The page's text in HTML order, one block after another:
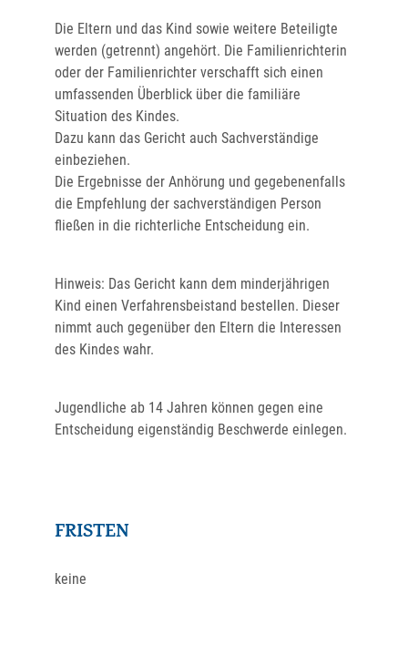
Die Eltern und das Kind sowie weitere Beteiligte
werden (getrennt) angehört. Die Familienrichterin
oder der Familienrichter verschafft sich einen
umfassenden Überblick über die familiäre
Situation des Kindes.
Dazu kann das Gericht auch Sachverständige
einbeziehen.
Die Ergebnisse der Anhörung und gegebenenfalls
die Empfehlung der sachverständigen Person
fließen in die richterliche Entscheidung ein.
Hinweis: Das Gericht kann dem minderjährigen
Kind einen Verfahrensbeistand bestellen. Dieser
nimmt auch gegenüber den Eltern die Interessen
des Kindes wahr.
Jugendliche ab 14 Jahren können gegen eine
Entscheidung eigenständig Beschwerde einlegen.
FRISTEN
keine